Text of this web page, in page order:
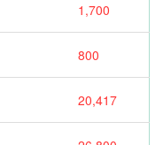
1,700
800
20,417